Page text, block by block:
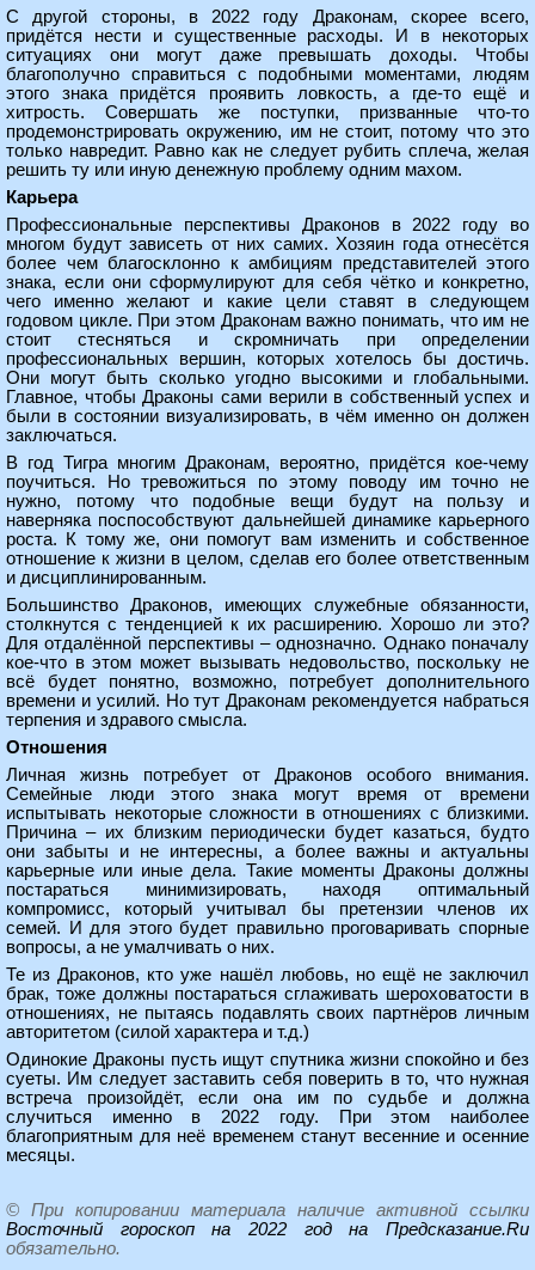
С другой стороны, в 2022 году Драконам, скорее всего,
придётся нести и существенные расходы. И в некоторых
ситуациях они могут даже превышать доходы. Чтобы
благополучно справиться с подобными моментами, людям
этого знака придётся проявить ловкость, а где-то ещё и
хитрость. Совершать же поступки, призванные что-то
продемонстрировать окружению, им не стоит, потому что это
только навредит. Равно как не следует рубить сплеча, желая
решить ту или иную денежную проблему одним махом.
Карьера
Профессиональные перспективы Драконов в 2022 году во
многом будут зависеть от них самих. Хозяин года отнесётся
более чем благосклонно к амбициям представителей этого
знака, если они сформулируют для себя чётко и конкретно,
чего именно желают и какие цели ставят в следующем
годовом цикле. При этом Драконам важно понимать, что им не
стоит стесняться и скромничать при определении
профессиональных вершин, которых хотелось бы достичь.
Они могут быть сколько угодно высокими и глобальными.
Главное, чтобы Драконы сами верили в собственный успех и
были в состоянии визуализировать, в чём именно он должен
заключаться.
В год Тигра многим Драконам, вероятно, придётся кое-чему
поучиться. Но тревожиться по этому поводу им точно не
нужно, потому что подобные вещи будут на пользу и
наверняка поспособствуют дальнейшей динамике карьерного
роста. К тому же, они помогут вам изменить и собственное
отношение к жизни в целом, сделав его более ответственным
и дисциплинированным.
Большинство Драконов, имеющих служебные обязанности,
столкнутся с тенденцией к их расширению. Хорошо ли это?
Для отдалённой перспективы – однозначно. Однако поначалу
кое-что в этом может вызывать недовольство, поскольку не
всё будет понятно, возможно, потребует дополнительного
времени и усилий. Но тут Драконам рекомендуется набраться
терпения и здравого смысла.
Отношения
Личная жизнь потребует от Драконов особого внимания.
Семейные люди этого знака могут время от времени
испытывать некоторые сложности в отношениях с близкими.
Причина – их близким периодически будет казаться, будто
они забыты и не интересны, а более важны и актуальны
карьерные или иные дела. Такие моменты Драконы должны
постараться минимизировать, находя оптимальный
компромисс, который учитывал бы претензии членов их
семей. И для этого будет правильно проговаривать спорные
вопросы, а не умалчивать о них.
Те из Драконов, кто уже нашёл любовь, но ещё не заключил
брак, тоже должны постараться сглаживать шероховатости в
отношениях, не пытаясь подавлять своих партнёров личным
авторитетом (силой характера и т.д.)
Одинокие Драконы пусть ищут спутника жизни спокойно и без
суеты. Им следует заставить себя поверить в то, что нужная
встреча произойдёт, если она им по судьбе и должна
случиться именно в 2022 году. При этом наиболее
благоприятным для неё временем станут весенние и осенние
месяцы.
© При копировании материала наличие активной ссылки
Восточный гороскоп на 2022 год на Предсказание.Ru
обязательно.